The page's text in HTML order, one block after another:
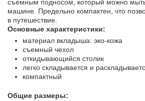
съемным подносом, который можно
машине. Предельно компактен, что
в путешествие.
Основные характеристики:
материал вкладыша: эко-кожа
съемный чехол
откидывающийся столик
легко складывается и
компактный
Общие размеры: